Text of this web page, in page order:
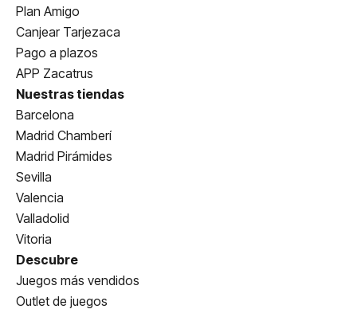
Plan Amigo
Canjear Tarjezaca
Pago a plazos
APP Zacatrus
Nuestras tiendas
Barcelona
Madrid Chamberí
Madrid Pirámides
Sevilla
Valencia
Valladolid
Vitoria
Descubre
Juegos más vendidos
Outlet de juegos